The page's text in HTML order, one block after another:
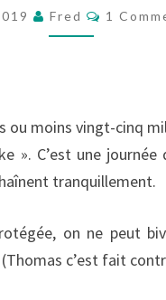
Fred 1
ou moins vingt-cinq
». C’est une
tranquillement.
on ne peut
c’est fait